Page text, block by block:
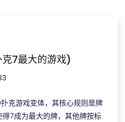
7最大的游戏)
克游戏变体，其核心规则是牌
7成为最大的牌，其他牌按标